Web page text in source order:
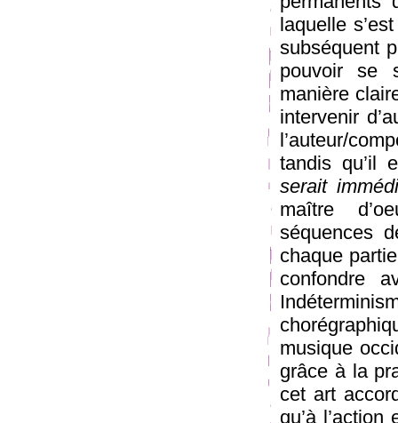
laquelle
subséquent
pouvoir se
manière
intervenir
l’auteur/
tandis qu’il
serait
maître
séquences
chaque
confondre
musique
grâce à la
cet art
qu’à